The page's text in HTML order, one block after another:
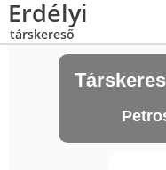
Erdélyi
társkereső